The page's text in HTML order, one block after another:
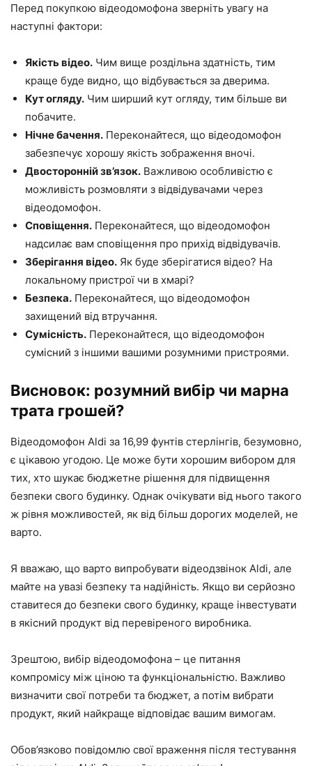
Перед покупкою відеодомофона зверніть увагу на
наступні фактори:
Якість відео. Чим вище роздільна здатність, тим
краще буде видно, що відбувається за дверима.
Кут огляду. Чим ширший кут огляду, тим більше ви
побачите.
Нічне бачення. Переконайтеся, що відеодомофон
забезпечує хорошу якість зображення вночі.
Двосторонній зв’язок. Важливою особливістю є
можливість розмовляти з відвідувачами через
відеодомофон.
Сповіщення. Переконайтеся, що відеодомофон
надсилає вам сповіщення про прихід відвідувачів.
Зберігання відео. Як буде зберігатися відео? На
локальному пристрої чи в хмарі?
Безпека. Переконайтеся, що відеодомофон
захищений від втручання.
Сумісність. Переконайтеся, що відеодомофон
сумісний з іншими вашими розумними пристроями.
Висновок: розумний вибір чи марна
трата грошей?
Відеодомофон Aldi за 16,99 фунтів стерлінгів, безумовно,
є цікавою угодою. Це може бути хорошим вибором для
тих, хто шукає бюджетне рішення для підвищення
безпеки свого будинку. Однак очікувати від нього такого
ж рівня можливостей, як від більш дорогих моделей, не
варто.
Я вважаю, що варто випробувати відеодзвінок Aldi, але
майте на увазі безпеку та надійність. Якщо ви серйозно
ставитеся до безпеки свого будинку, краще інвестувати
в якісний продукт від перевіреного виробника.
Зрештою, вибір відеодомофона – це питання
компромісу між ціною та функціональністю. Важливо
визначити свої потреби та бюджет, а потім вибрати
продукт, який найкраще відповідає вашим вимогам.
Обов’язково повідомлю свої враження після тестування